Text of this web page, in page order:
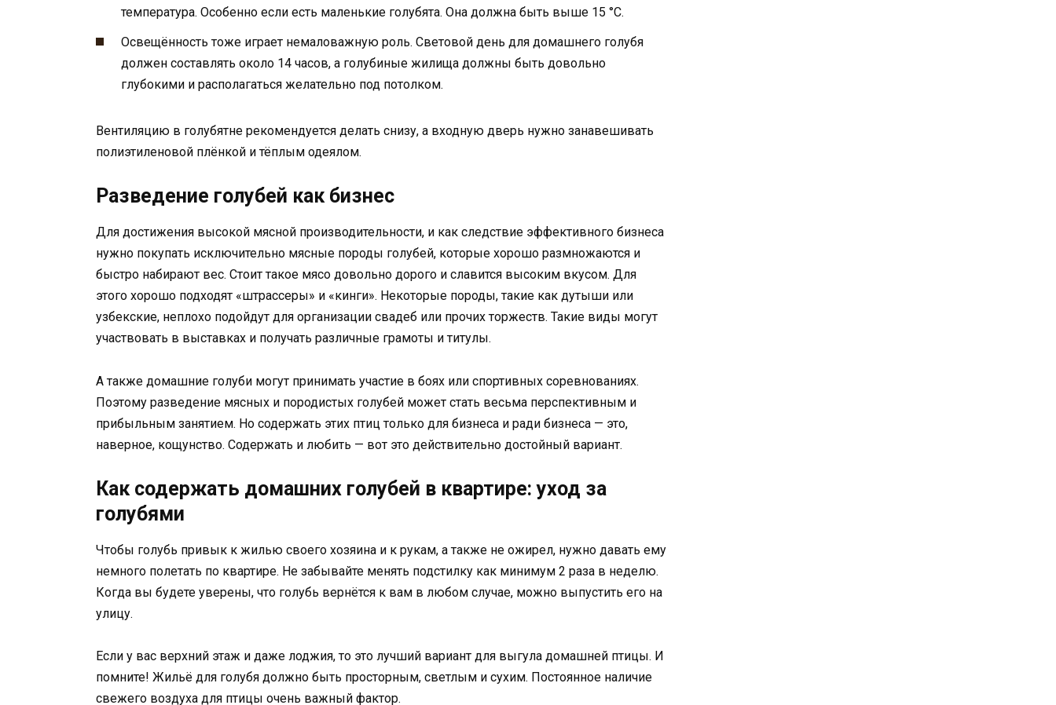
температура. Особенно если есть маленькие голубята. Она должна быть выше 15 °C.
Освещённость тоже играет немаловажную роль. Световой день для домашнего голубя
должен составлять около 14 часов, а голубиные жилища должны быть довольно
глубокими и располагаться желательно под потолком.
Вентиляцию в голубятне рекомендуется делать снизу, а входную дверь нужно занавешивать
полиэтиленовой плёнкой и тёплым одеялом.
Разведение голубей как бизнес
Для достижения высокой мясной производительности, и как следствие эффективного бизнеса
нужно покупать исключительно мясные породы голубей, которые хорошо размножаются и
быстро набирают вес. Стоит такое мясо довольно дорого и славится высоким вкусом. Для
этого хорошо подходят «штрассеры» и «кинги». Некоторые породы, такие как дутыши или
узбекские, неплохо подойдут для организации свадеб или прочих торжеств. Такие виды могут
участвовать в выставках и получать различные грамоты и титулы.
А также домашние голуби могут принимать участие в боях или спортивных соревнованиях.
Поэтому разведение мясных и породистых голубей может стать весьма перспективным и
прибыльным занятием. Но содержать этих птиц только для бизнеса и ради бизнеса — это,
наверное, кощунство. Содержать и любить — вот это действительно достойный вариант.
Как содержать домашних голубей в квартире: уход за
голубями
Чтобы голубь привык к жилью своего хозяина и к рукам, а также не ожирел, нужно давать ему
немного полетать по квартире. Не забывайте менять подстилку как минимум 2 раза в неделю.
Когда вы будете уверены, что голубь вернётся к вам в любом случае, можно выпустить его на
улицу.
Если у вас верхний этаж и даже лоджия, то это лучший вариант для выгула домашней птицы. И
помните! Жильё для голубя должно быть просторным, светлым и сухим. Постоянное наличие
свежего воздуха для птицы очень важный фактор.